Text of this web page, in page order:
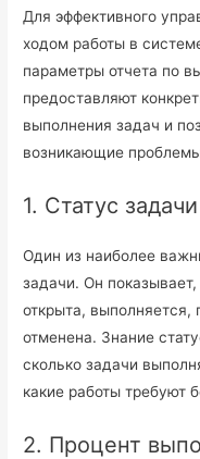
Для эффективного
ходом работы в
параметры отчета по
предоставляют
выполнения задач и
возникающие
1. Статус задачи
Один из наиболее
задачи. Он
открыта, выполняется,
отменена. Знание
сколько задачи
какие работы требуют
2. Процент